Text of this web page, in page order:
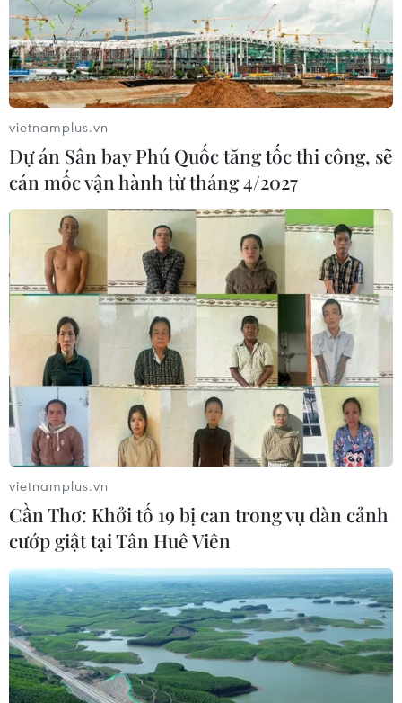
08/08/2026 08:43
Trung Quốc nâng mức ứng phó khẩn
cấp với bão Dolphin
08/08/2026 07:10
Đà Nẵng: Sóng cuốn 4 người tại Mũi
Nghê, 3 người mất tích
08/08/2026 06:02
Vượt lên di chứng chất độc da cam,
chàng trai Đồng Tháp tự tin làm chủ
cuộc đời
08/08/2026 06:00
Dắt chó đi dạo không đúng quy
định, bị phạt đến 2 triệu đồng?
08/08/2026 04:16
Thổ Nhĩ Kỳ tăng cường truy quét IS,
bắt giữ hơn 100 nghi phạm
07/08/2026 14:55
vietnamplus.vn
Dự án Sân bay Phú Quốc tăng tốc thi công, sẽ
cán mốc vận hành từ tháng 4/2027
vietnamplus.vn
Cần Thơ: Khởi tố 19 bị can trong vụ dàn cảnh
cướp giật tại Tân Huê Viên